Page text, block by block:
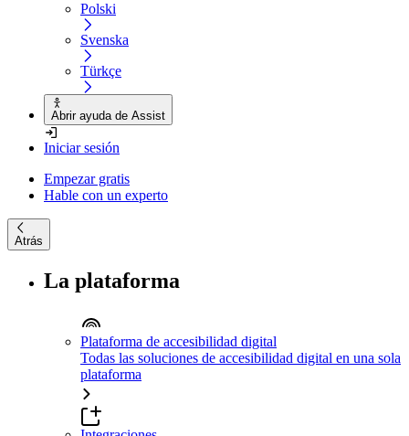
Polski
Svenska
Türkçe
Abrir ayuda de Assist
Iniciar sesión
Empezar gratis
Hable con un experto
Atrás
La plataforma
Plataforma de accesibilidad digital
Todas las soluciones de accesibilidad digital en una sola
plataforma